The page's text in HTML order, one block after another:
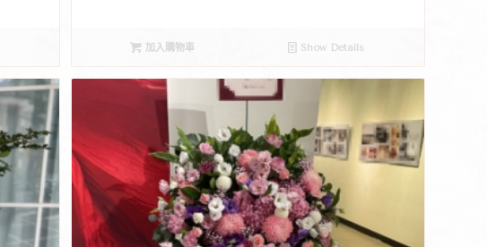
加入購物車 Show Details